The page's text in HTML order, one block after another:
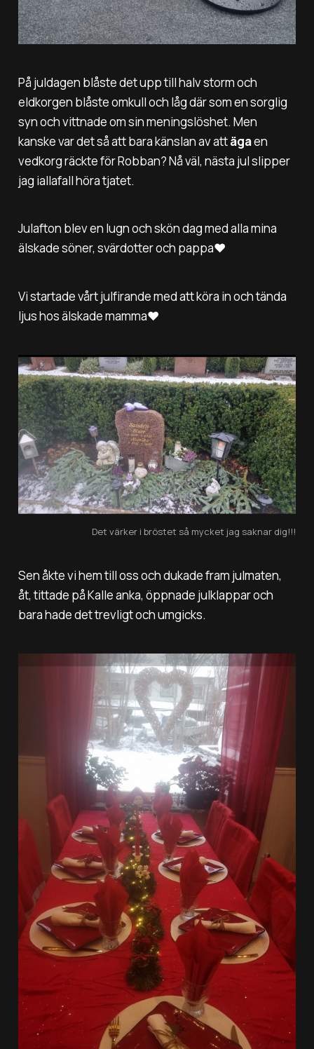
På juldagen blåste det upp till halv storm och
eldkorgen blåste omkull och låg där som en sorglig
syn och vittnade om sin meningslöshet. Men
kanske var det så att bara känslan av attägaen
vedkorg räckte för Robban? Nå väl, nästa jul slipper
jag iallafall höra tjatet.
Julafton blev en lugn och skön dag med alla mina
älskade söner, svärdotter och pappa❤️
Vi startade vårt julfirande med att köra in och tända
ljus hos älskade mamma❤️
Det värker i bröstet så mycket jag saknar dig!!!
Sen åkte vi hem till oss och dukade fram julmaten,
åt, tittade på Kalle anka, öppnade julklappar och
bara hade det trevligt och umgicks.